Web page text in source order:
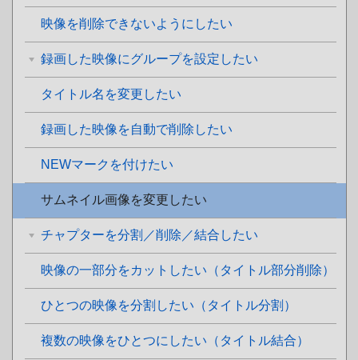
映像を削除できないようにしたい
録画した映像にグループを設定したい
タイトル名を変更したい
録画した映像を自動で削除したい
NEWマークを付けたい
サムネイル画像を変更したい
チャプターを分割／削除／結合したい
映像の一部分をカットしたい（タイトル部分削除）
ひとつの映像を分割したい（タイトル分割）
複数の映像をひとつにしたい（タイトル結合）